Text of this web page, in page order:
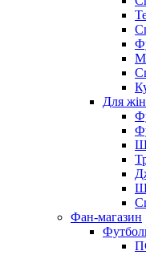
Для
Фан-магазин